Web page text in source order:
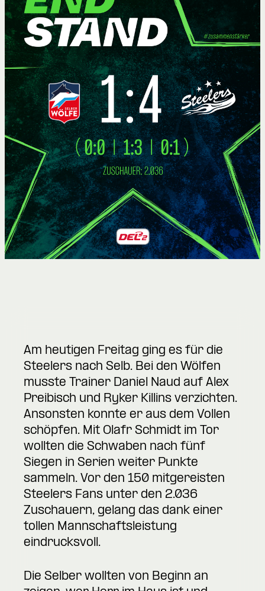
Am heutigen Freitag ging es für die
Steelers nach Selb. Bei den Wölfen
musste Trainer Daniel Naud auf Alex
Preibisch und Ryker Killins verzichten.
Ansonsten konnte er aus dem Vollen
schöpfen. Mit Olafr Schmidt im Tor
wollten die Schwaben nach fünf
Siegen in Serien weiter Punkte
sammeln. Vor den 150 mitgereisten
Steelers Fans unter den 2.036
Zuschauern, gelang das dank einer
tollen Mannschaftsleistung
eindrucksvoll.
Die Selber wollten von Beginn an